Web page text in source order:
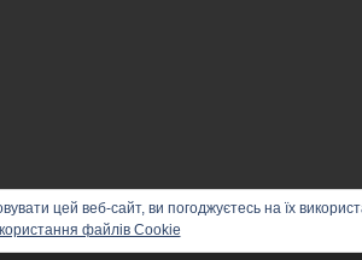
цей веб-сайт, ви погоджуєтесь на їх
файлів Cookie